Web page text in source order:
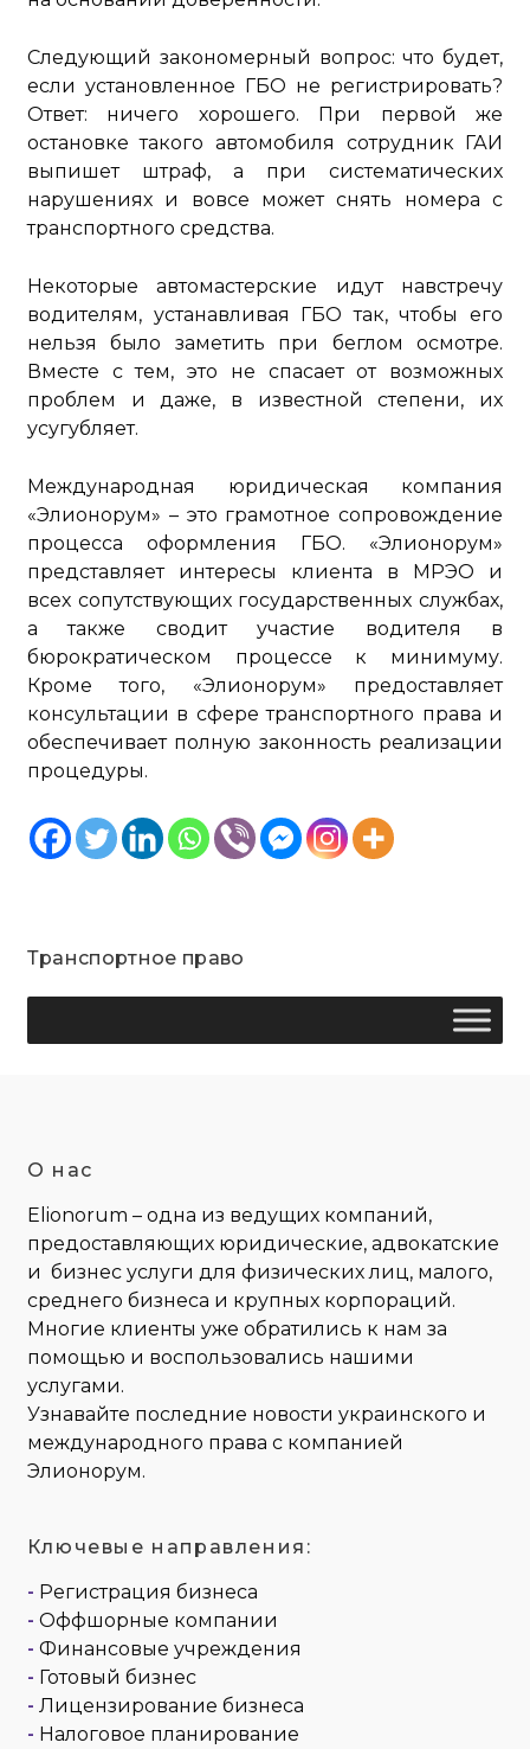
Следующий закономерный вопрос: что будет,
если установленное ГБО не регистрировать?
Ответ: ничего хорошего. При первой же
остановке такого автомобиля сотрудник ГАИ
выпишет штраф, а при систематических
нарушениях и вовсе может снять номера с
транспортного средства.
Некоторые автомастерские идут навстречу
водителям, устанавливая ГБО так, чтобы его
нельзя было заметить при беглом осмотре.
Вместе с тем, это не спасает от возможных
проблем и даже, в известной степени, их
усугубляет.
Международная юридическая компания
«Элионорум» – это грамотное сопровождение
процесса оформления ГБО. «Элионорум»
представляет интересы клиента в МРЭО и
всех сопутствующих государственных службах,
а также сводит участие водителя в
бюрократическом процессе к минимуму.
Кроме того, «Элионорум» предоставляет
консультации в сфере транспортного права и
обеспечивает полную законность реализации
процедуры.
Транспортное право
О нас
Elionorum – одна из ведущих компаний,
предоставляющих юридические, адвокатские
и бизнес услуги для физических лиц, малого,
среднего бизнеса и крупных корпораций.
Многие клиенты уже обратились к нам за
помощью и воспользовались нашими
услугами.
Узнавайте последние новости украинского и
международного права с компанией
Элионорум.
Ключевые направления:
- Регистрация бизнеса
- Оффшорные компании
- Финансовые учреждения
- Готовый бизнес
- Лицензирование бизнеса
- Налоговое планирование